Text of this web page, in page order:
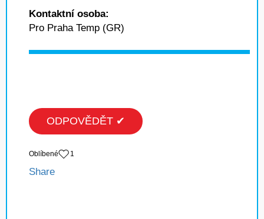
Kontaktní osoba:
Pro Praha Temp (GR)
ODPOVĚDĚT ✔
Oblíbené 1
Share